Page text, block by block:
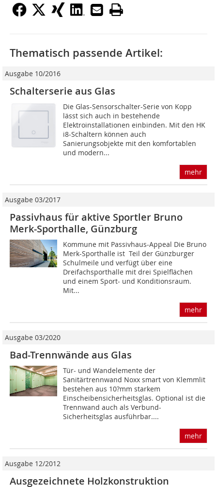
Thematisch passende Artikel:
Ausgabe 10/2016
Schalterserie aus Glas
Die Glas-Sensorschalter-Serie von Kopp
lässt sich auch in bestehende
Elektroinstallationen einbinden. Mit den HK
i8-Schaltern können auch
Sanierungsobjekte mit den komfortablen
und modern...
mehr
Ausgabe 03/2017
Passivhaus für aktive Sportler Bruno
Merk-Sporthalle, Günzburg
Kommune mit Passivhaus-Appeal Die Bruno
Merk-Sporthalle ist Teil der Günzburger
Schulmeile und verfügt über eine
Dreifachsporthalle mit drei Spielflächen
und einem Sport- und Konditionsraum.
Mit...
mehr
Ausgabe 03/2020
Bad-Trennwände aus Glas
Tür- und Wandelemente der
Sanitärtrennwand Noxx smart von Klemmlit
bestehen aus 10?mm starkem
Einscheibensicherheitsglas. Optional ist die
Trennwand auch als Verbund-
Sicherheitsglas ausführbar....
mehr
Ausgabe 12/2012
Ausgezeichnete Holzkonstruktion